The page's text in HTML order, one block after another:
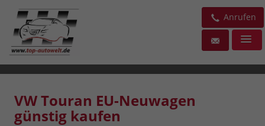
Anrufen
VW Touran EU-Neuwagen
günstig kaufen